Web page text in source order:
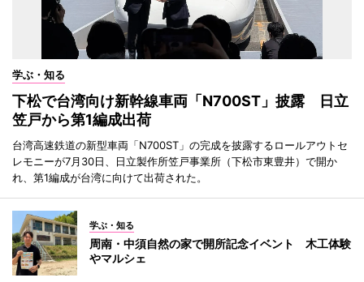
学ぶ・知る
下松で台湾向け新幹線車両「N700ST」披露 日立
笠戸から第1編成出荷
台湾高速鉄道の新型車両「N700ST」の完成を披露するロールアウトセ
レモニーが7月30日、日立製作所笠戸事業所（下松市東豊井）で開か
れ、第1編成が台湾に向けて出荷された。
学ぶ・知る
周南・中須自然の家で開所記念イベント 木工体験
やマルシェ